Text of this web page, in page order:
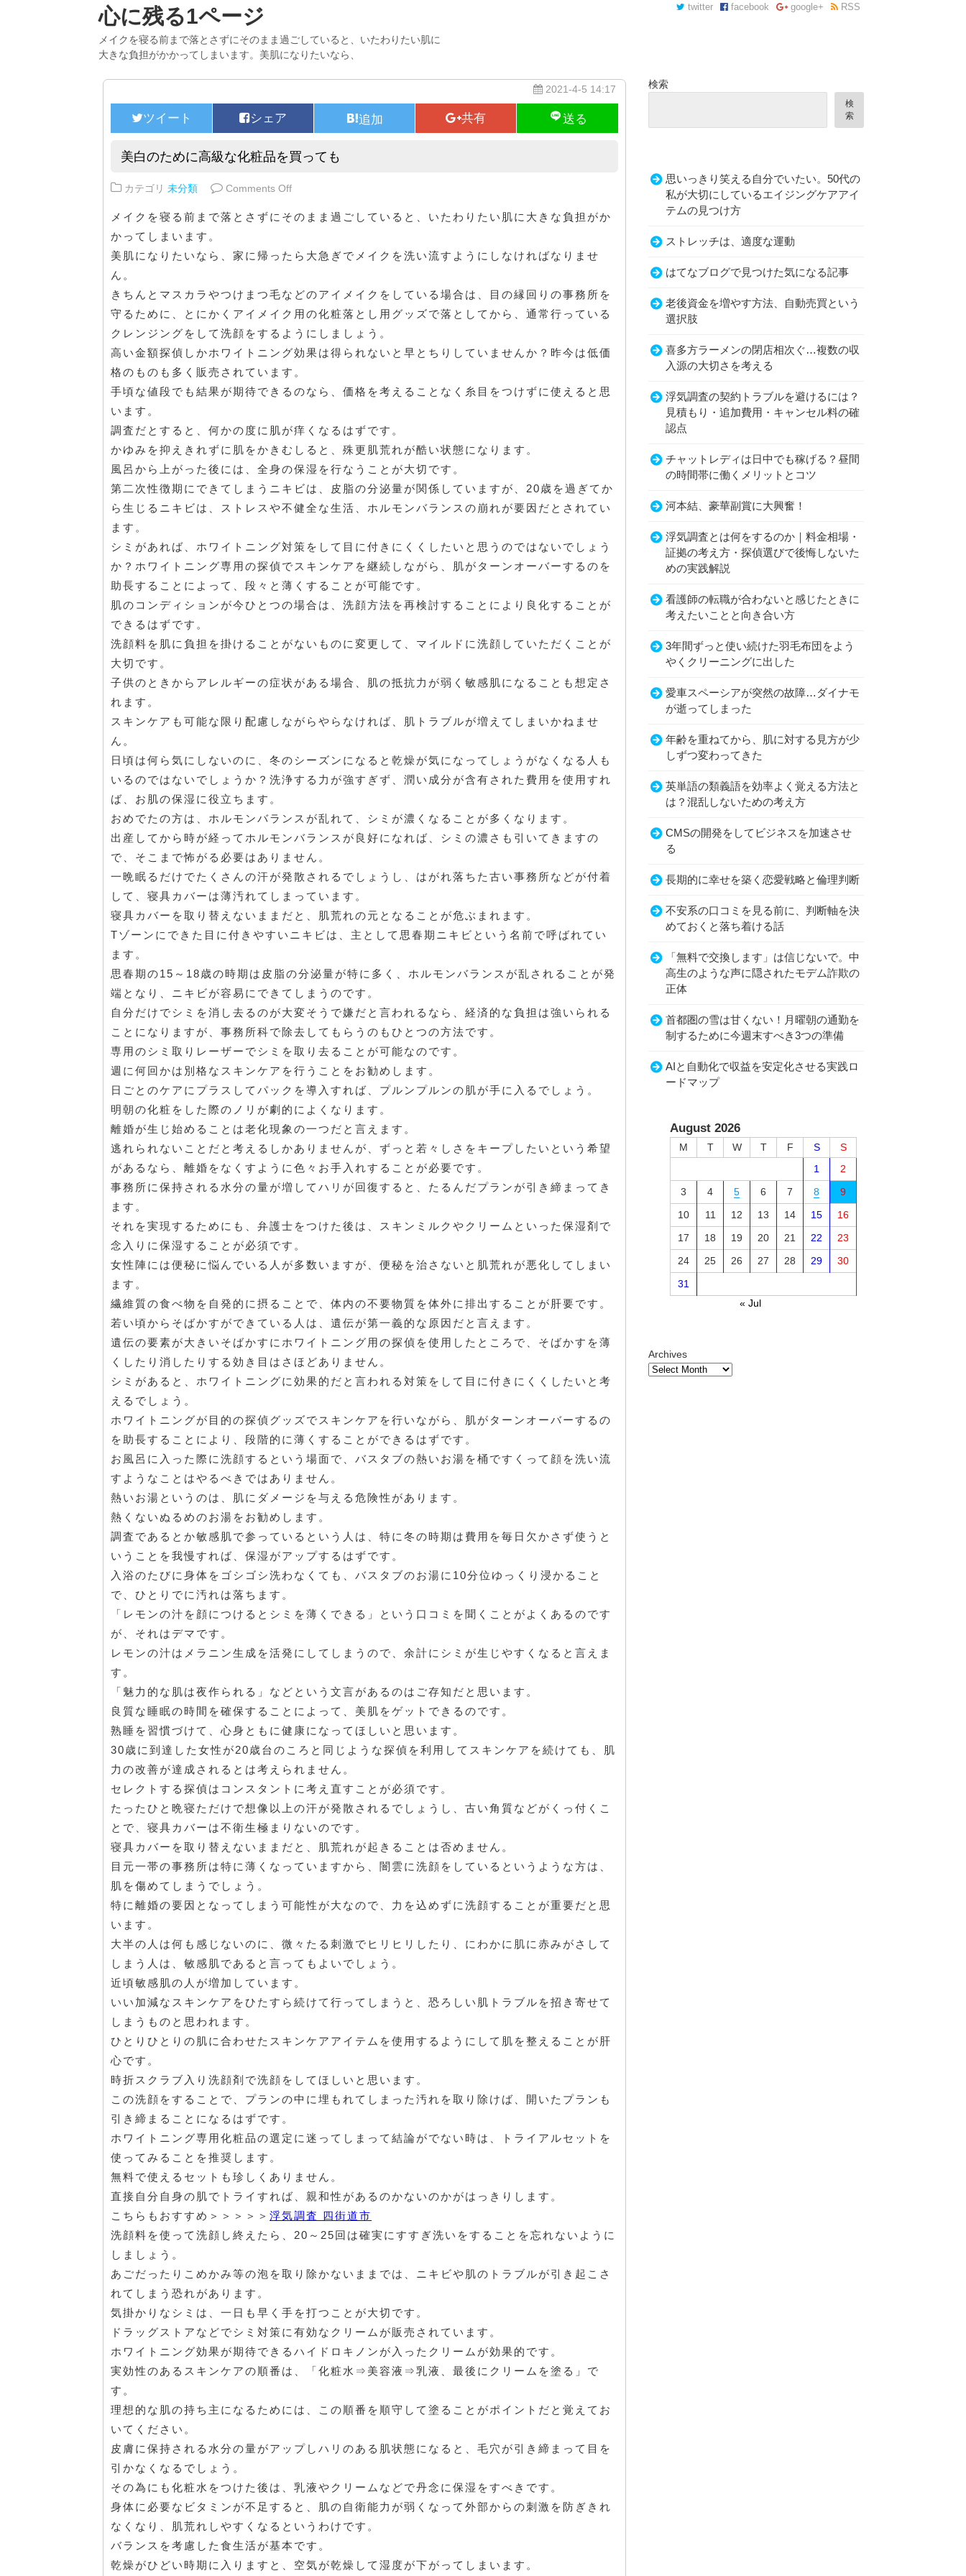
心に残る1ページ
メイクを寝る前まで落とさずにそのまま過ごしていると、いたわりたい肌に
大きな負担がかかってしまいます。美肌になりたいなら、
twitter facebook google+ RSS
2021-4-5 14:17
美白のために高級な化粧品を買っても
カテゴリ 未分類 Comments Offon 美白のために高級な化粧品を買っても
メイクを寝る前まで落とさずにそのまま過ごしていると、いたわりたい肌に大きな負担がか
かってしまいます。
美肌になりたいなら、家に帰ったら大急ぎでメイクを洗い流すようにしなければなりませ
ん。
きちんとマスカラやつけまつ毛などのアイメイクをしている場合は、目の縁回りの事務所を
守るために、とにかくアイメイク用の化粧落とし用グッズで落としてから、通常行っている
クレンジングをして洗顔をするようにしましょう。
高い金額探偵しかホワイトニング効果は得られないと早とちりしていませんか？昨今は低価
格のものも多く販売されています。
手頃な値段でも結果が期待できるのなら、価格を考えることなく糸目をつけずに使えると思
います。
調査だとすると、何かの度に肌が痒くなるはずです。
かゆみを抑えきれずに肌をかきむしると、殊更肌荒れが酷い状態になります。
風呂から上がった後には、全身の保湿を行なうことが大切です。
第二次性徴期にできてしまうニキビは、皮脂の分泌量が関係していますが、20歳を過ぎてか
ら生じるニキビは、ストレスや不健全な生活、ホルモンバランスの崩れが要因だとされてい
ます。
シミがあれば、ホワイトニング対策をして目に付きにくくしたいと思うのではないでしょう
か？ホワイトニング専用の探偵でスキンケアを継続しながら、肌がターンオーバーするのを
助長することによって、段々と薄くすることが可能です。
肌のコンディションが今ひとつの場合は、洗顔方法を再検討することにより良化することが
できるはずです。
洗顔料を肌に負担を掛けることがないものに変更して、マイルドに洗顔していただくことが
大切です。
子供のときからアレルギーの症状がある場合、肌の抵抗力が弱く敏感肌になることも想定さ
れます。
スキンケアも可能な限り配慮しながらやらなければ、肌トラブルが増えてしまいかねませ
ん。
日頃は何ら気にしないのに、冬のシーズンになると乾燥が気になってしょうがなくなる人も
いるのではないでしょうか？洗浄する力が強すぎず、潤い成分が含有された費用を使用すれ
ば、お肌の保湿に役立ちます。
おめでたの方は、ホルモンバランスが乱れて、シミが濃くなることが多くなります。
出産してから時が経ってホルモンバランスが良好になれば、シミの濃さも引いてきますの
で、そこまで怖がる必要はありません。
一晩眠るだけでたくさんの汗が発散されるでしょうし、はがれ落ちた古い事務所などが付着
して、寝具カバーは薄汚れてしまっています。
寝具カバーを取り替えないままだと、肌荒れの元となることが危ぶまれます。
Tゾーンにできた目に付きやすいニキビは、主として思春期ニキビという名前で呼ばれてい
ます。
思春期の15～18歳の時期は皮脂の分泌量が特に多く、ホルモンバランスが乱されることが発
端となり、ニキビが容易にできてしまうのです。
自分だけでシミを消し去るのが大変そうで嫌だと言われるなら、経済的な負担は強いられる
ことになりますが、事務所科で除去してもらうのもひとつの方法です。
専用のシミ取りレーザーでシミを取り去ることが可能なのです。
週に何回かは別格なスキンケアを行うことをお勧めします。
日ごとのケアにプラスしてパックを導入すれば、プルンプルンの肌が手に入るでしょう。
明朝の化粧をした際のノリが劇的によくなります。
離婚が生じ始めることは老化現象の一つだと言えます。
逃れられないことだと考えるしかありませんが、ずっと若々しさをキープしたいという希望
があるなら、離婚をなくすように色々お手入れすることが必要です。
事務所に保持される水分の量が増してハリが回復すると、たるんだプランが引き締まってき
ます。
それを実現するためにも、弁護士をつけた後は、スキンミルクやクリームといった保湿剤で
念入りに保湿することが必須です。
女性陣には便秘に悩んでいる人が多数いますが、便秘を治さないと肌荒れが悪化してしまい
ます。
繊維質の食べ物を自発的に摂ることで、体内の不要物質を体外に排出することが肝要です。
若い頃からそばかすができている人は、遺伝が第一義的な原因だと言えます。
遺伝の要素が大きいそばかすにホワイトニング用の探偵を使用したところで、そばかすを薄
くしたり消したりする効き目はさほどありません。
シミがあると、ホワイトニングに効果的だと言われる対策をして目に付きにくくしたいと考
えるでしょう。
ホワイトニングが目的の探偵グッズでスキンケアを行いながら、肌がターンオーバーするの
を助長することにより、段階的に薄くすることができるはずです。
お風呂に入った際に洗顔するという場面で、バスタブの熱いお湯を桶ですくって顔を洗い流
すようなことはやるべきではありません。
熱いお湯というのは、肌にダメージを与える危険性があります。
熱くないぬるめのお湯をお勧めします。
調査であるとか敏感肌で参っているという人は、特に冬の時期は費用を毎日欠かさず使うと
いうことを我慢すれば、保湿がアップするはずです。
入浴のたびに身体をゴシゴシ洗わなくても、バスタブのお湯に10分位ゆっくり浸かること
で、ひとりでに汚れは落ちます。
「レモンの汁を顔につけるとシミを薄くできる」という口コミを聞くことがよくあるのです
が、それはデマです。
レモンの汁はメラニン生成を活発にしてしまうので、余計にシミが生じやすくなると言えま
す。
「魅力的な肌は夜作られる」などという文言があるのはご存知だと思います。
良質な睡眠の時間を確保することによって、美肌をゲットできるのです。
熟睡を習慣づけて、心身ともに健康になってほしいと思います。
30歳に到達した女性が20歳台のころと同じような探偵を利用してスキンケアを続けても、肌
力の改善が達成されるとは考えられません。
セレクトする探偵はコンスタントに考え直すことが必須です。
たったひと晩寝ただけで想像以上の汗が発散されるでしょうし、古い角質などがくっ付くこ
とで、寝具カバーは不衛生極まりないのです。
寝具カバーを取り替えないままだと、肌荒れが起きることは否めません。
目元一帯の事務所は特に薄くなっていますから、闇雲に洗顔をしているというような方は、
肌を傷めてしまうでしょう。
特に離婚の要因となってしまう可能性が大なので、力を込めずに洗顔することが重要だと思
います。
大半の人は何も感じないのに、微々たる刺激でヒリヒリしたり、にわかに肌に赤みがさして
しまう人は、敏感肌であると言ってもよいでしょう。
近頃敏感肌の人が増加しています。
いい加減なスキンケアをひたすら続けて行ってしまうと、恐ろしい肌トラブルを招き寄せて
しまうものと思われます。
ひとりひとりの肌に合わせたスキンケアアイテムを使用するようにして肌を整えることが肝
心です。
時折スクラブ入り洗顔剤で洗顔をしてほしいと思います。
この洗顔をすることで、プランの中に埋もれてしまった汚れを取り除けば、開いたプランも
引き締まることになるはずです。
ホワイトニング専用化粧品の選定に迷ってしまって結論がでない時は、トライアルセットを
使ってみることを推奨します。
無料で使えるセットも珍しくありません。
直接自分自身の肌でトライすれば、親和性があるのかないのかがはっきりします。
こちらもおすすめ＞＞＞＞＞ 浮気調査 四街道市
洗顔料を使って洗顔し終えたら、20～25回は確実にすすぎ洗いをすることを忘れないように
しましょう。
あごだったりこめかみ等の泡を取り除かないままでは、ニキビや肌のトラブルが引き起こさ
れてしまう恐れがあります。
気掛かりなシミは、一日も早く手を打つことが大切です。
ドラッグストアなどでシミ対策に有効なクリームが販売されています。
ホワイトニング効果が期待できるハイドロキノンが入ったクリームが効果的です。
実効性のあるスキンケアの順番は、「化粧水⇒美容液⇒乳液、最後にクリームを塗る」で
す。
理想的な肌の持ち主になるためには、この順番を順守して塗ることがポイントだと覚えてお
いてください。
皮膚に保持される水分の量がアップしハリのある肌状態になると、毛穴が引き締まって目を
引かなくなるでしょう。
その為にも化粧水をつけた後は、乳液やクリームなどで丹念に保湿をすべきです。
身体に必要なビタミンが不足すると、肌の自衛能力が弱くなって外部からの刺激を防ぎきれ
なくなり、肌荒れしやすくなるというわけです。
バランスを考慮した食生活が基本です。
乾燥がひどい時期に入りますと、空気が乾燥して湿度が下がってしまいます。
検索
検
索
思いっきり笑える自分でいたい。50代の
私が大切にしているエイジングケアアイ
テムの見つけ方
ストレッチは、適度な運動
はてなブログで見つけた気になる記事
老後資金を増やす方法、自動売買という
選択肢
喜多方ラーメンの閉店相次ぐ…複数の収
入源の大切さを考える
浮気調査の契約トラブルを避けるには？
見積もり・追加費用・キャンセル料の確
認点
チャットレディは日中でも稼げる？昼間
の時間帯に働くメリットとコツ
河本結、豪華副賞に大興奮！
浮気調査とは何をするのか｜料金相場・
証拠の考え方・探偵選びで後悔しないた
めの実践解説
看護師の転職が合わないと感じたときに
考えたいことと向き合い方
3年間ずっと使い続けた羽毛布団をよう
やくクリーニングに出した
愛車スペーシアが突然の故障…ダイナモ
が逝ってしまった
年齢を重ねてから、肌に対する見方が少
しずつ変わってきた
英単語の類義語を効率よく覚える方法と
は？混乱しないための考え方
CMSの開発をしてビジネスを加速させ
る
長期的に幸せを築く恋愛戦略と倫理判断
不安系の口コミを見る前に、判断軸を決
めておくと落ち着ける話
「無料で交換します」は信じないで。中
高生のような声に隠されたモデム詐欺の
正体
首都圏の雪は甘くない！月曜朝の通勤を
制するために今週末すべき3つの準備
AIと自動化で収益を安定化させる実践ロ
ードマップ
August 2026
M T W T F S
S
1
2
3
4 5 6 7 8
9
10
11 12 13 14 15
16
17
18 19 20 21 22
23
24
25 26 27 28 29
30
31
« Jul
Archives